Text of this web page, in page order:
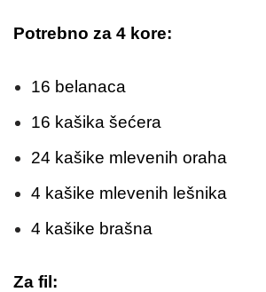
Potrebno za 4 kore:
16 belanaca
16 kašika šećera
24 kašike mlevenih oraha
4 kašike mlevenih lešnika
4 kašike brašna
Za fil: